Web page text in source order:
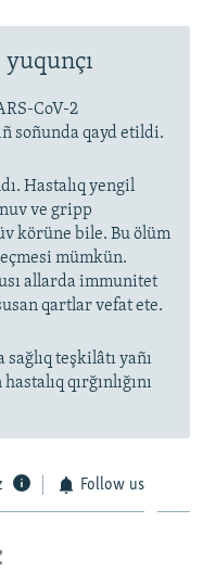
CoV-2
soñunda qayd etildi.
Hastalıq yengil
ve gripp
körüne bile. Bu ölüm
mümkün.
allarda immunitet
qartlar vefat ete.
teşkilâtı yañı
qırğınlığını
Follow us